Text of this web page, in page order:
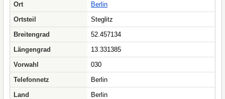
Ort
Berlin
Ortsteil
Steglitz
Breitengrad
52.457134
Längengrad
13.331385
Vorwahl
030
Telefonnetz
Berlin
Land
Berlin